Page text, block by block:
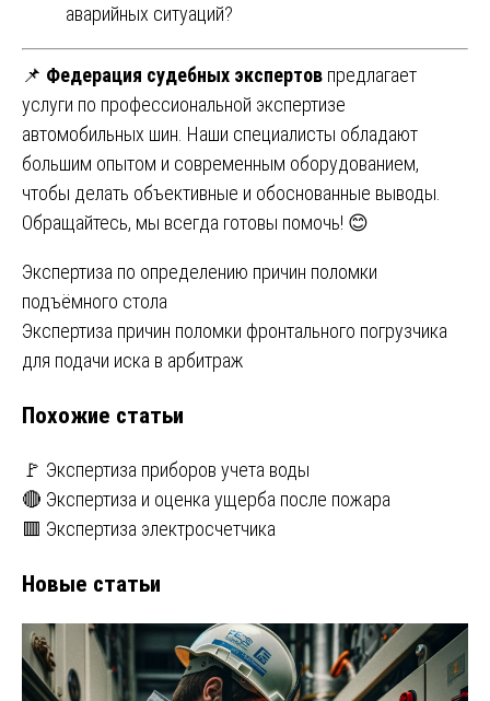
аварийных ситуаций?
📌 Федерация судебных экспертов предлагает
услуги по профессиональной экспертизе
автомобильных шин. Наши специалисты обладают
большим опытом и современным оборудованием,
чтобы делать объективные и обоснованные выводы.
Обращайтесь, мы всегда готовы помочь! 😊
Навигация
по
записям
Экспертиза по определению причин поломки
подъёмного стола
Экспертиза причин поломки фронтального погрузчика
для подачи иска в арбитраж
Похожие статьи
🚩 Экспертиза приборов учета воды
🔴 Экспертиза и оценка ущерба после пожара
🟥 Экспертиза электросчетчика
Новые статьи